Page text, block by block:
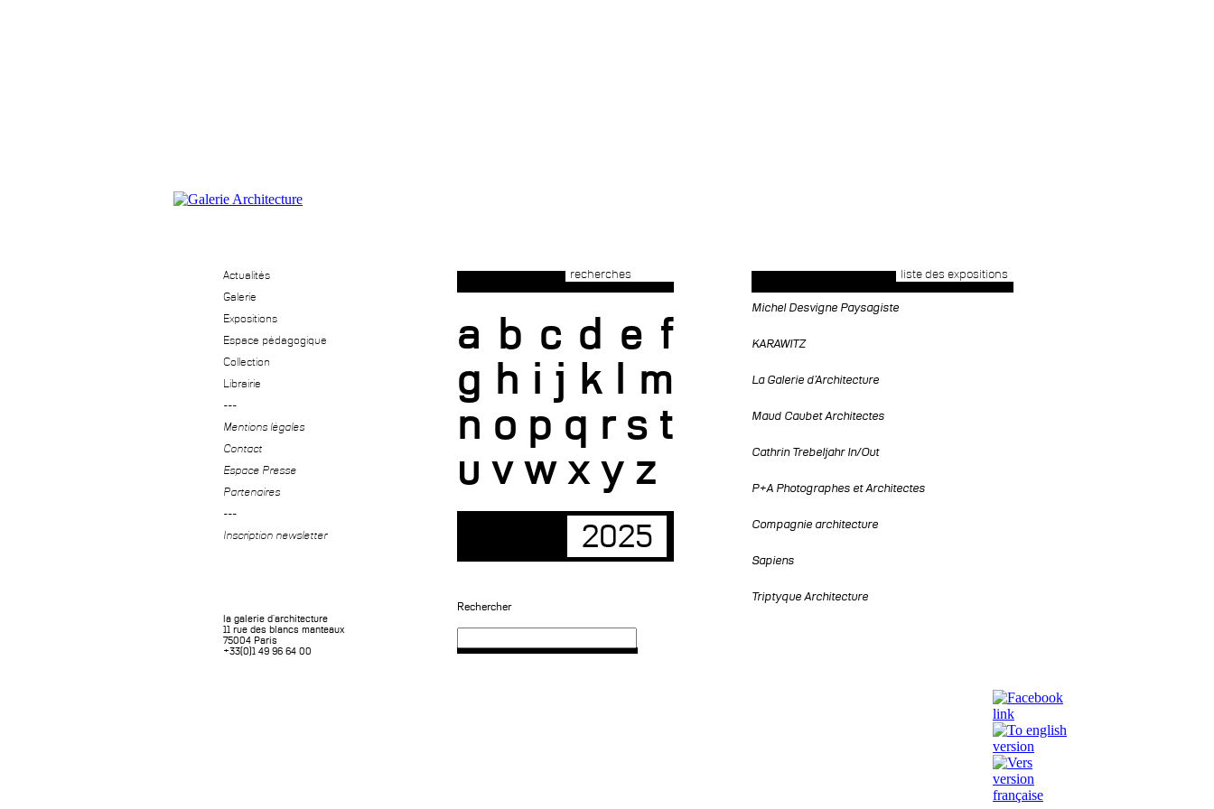
Actualités
Galerie
Expositions
Espace pédagogique
Collection
Librairie
---
Mentions légales
Contact
Espace Presse
Partenaires
---
Inscription newsletter
la galerie d'architecture
11 rue des blancs manteaux
75004 Paris
+33(0)1 49 96 64 00
recherches
a b c d e f
g h i j k
m
n o p q r s t
u v w x y z
2025
Rechercher
liste des expositions
Michel Desvigne Paysagiste
KARAWITZ
La Galerie d'Architecture
Maud Caubet Architectes
Cathrin Trebeljahr In/Out
P+A Photographes et Architectes
Compagnie architecture
Sapiens
Triptyque Architecture